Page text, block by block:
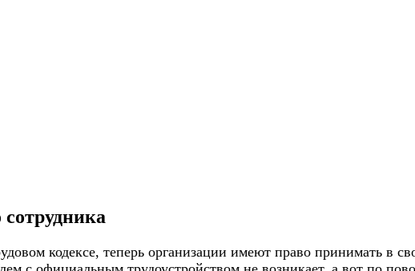
кодексе, теперь организации имеют право принимать в